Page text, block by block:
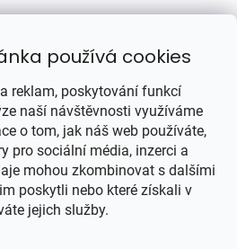
používá cookies
reklam, poskytování funkcí
naší návštěvnosti využíváme
o tom, jak náš web používáte,
pro sociální média, inzerci a
mohou zkombinovat s dalšími
poskytli nebo které získali v
jejich služby.
Vytvořil Shoptet